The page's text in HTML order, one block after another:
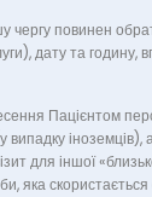
повинен
дату та годину,
Пацієнтом
випадку
для іншої
яка